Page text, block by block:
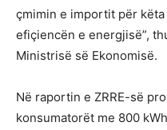
çmimin e importit për
efiçiencën e energjisë”,
Ministrisë së Ekonomisë.
Në raportin e ZRRE-së
konsumatorët me 800